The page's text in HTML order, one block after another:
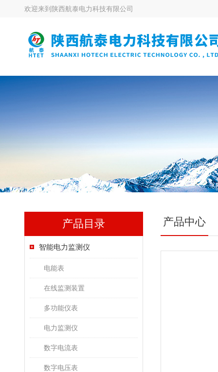
欢迎来到 陕西航泰电力科技有限公司
产品目录
智能电力监测仪
电能表
在线监测装置
多功能仪表
电力监测仪
数字电流表
数字电压表
产品中心